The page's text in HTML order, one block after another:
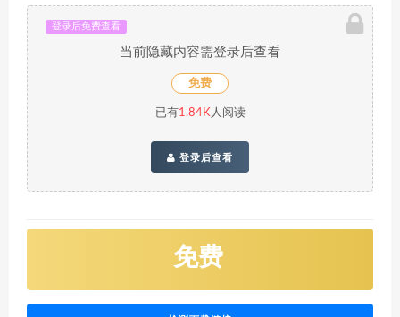
登录后免费查看
当前隐藏内容需登录后查看
免费
已有1.84K人阅读
登录后查看
免费